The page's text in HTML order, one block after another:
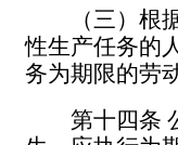
（三）
性生产任务的
务为期限的劳
第十四条